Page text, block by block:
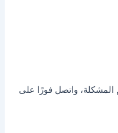
المشكلة، واتصل فورًا على